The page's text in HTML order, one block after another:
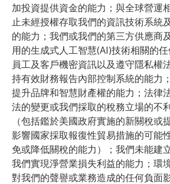
加投資提供資金的能力；與全球營運
止未經授權存取我們的資訊技術系統
的能力；我們或我們的第三方供應商
用的生成式人工智慧(AI)技術相關的
員工及客戶機密資訊以及遵守隱私權
持有效財務報告內部控制系統的能力
提升品牌和智慧財產權的能力；法律
法的變更或我們採取的稅務立場的不
（包括鑑於美國政府實施的新關稅或
影響國家採取報復性貿易措施的可能
免或降低關稅的能力）；我們未能建
我們實現淨營業損失利益的能力；環
對我們的聲譽或業務造成的任何負面